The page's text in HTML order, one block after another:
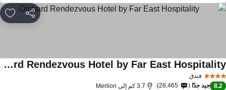
مشاركة
فندق
Orchard Rendezvous Hotel by Far East Hospitality
8.2 جيد جدًا 28,465 3.7 كم إلى Merlion